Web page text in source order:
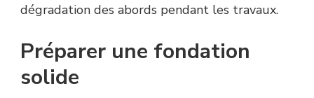
dégradation des abords pendant les travaux.
Préparer une fondation
solide